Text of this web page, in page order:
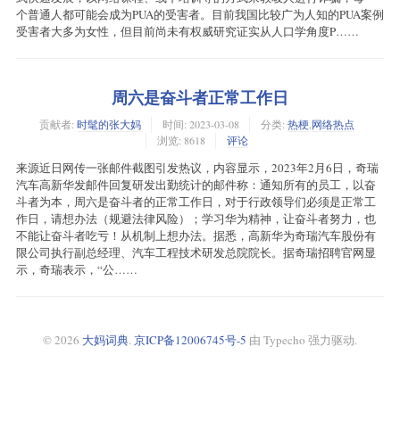
个普通人都可能会成为PUA的受害者。目前我国比较广为人知的PUA案例
受害者大多为女性，但目前尚未有权威研究证实从人口学角度P……
周六是奋斗者正常工作日
贡献者: 时髦的张大妈 时间: 2023-03-08 分类: 热梗 网络热点
浏览: 8618
评论
来源近日网传一张邮件截图引发热议，内容显示，2023年2月6日，奇瑞
汽车高新华发邮件回复研发出勤统计的邮件称：通知所有的员工，以奋
斗者为本，周六是奋斗者的正常工作日，对于行政领导们必须是正常工
作日，请想办法（规避法律风险）；学习华为精神，让奋斗者努力，也
不能让奋斗者吃亏！从机制上想办法。据悉，高新华为奇瑞汽车股份有
限公司执行副总经理、汽车工程技术研发总院院长。据奇瑞招聘官网显
示，奇瑞表示，“公……
© 2026 大妈词典. 京ICP备12006745号-5 由 Typecho 强力驱动.